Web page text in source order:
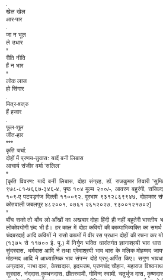
खेल खेल
आर-पार
जा न भूल
ले उधार
*
रीति नीति
हैं न भार
*
लोक लाज
हो सिंगार
मित्र-शत्रु
हैं हजार
फूल-शूल
जीत-हार
***
कृति चर्चा:
दोहों में प्रणय-सुवास: यादें बनी लिबास
आचार्य संजीव वर्मा 'सलिल'
*
[कृति विवरण: यादें बनीं लिबास, दोहा संग्रह, डॉ. राजकुमार तिवारी
९७८-८१-७६६७-३४६-४, पृष्ठ १०४ मूल्य २००/-, आवरण बहुरंगी,
१०९-ए पटपड़गंज दिल्ली ११००९२, दूरभाष ९३१२८६९९४७, दोहाकार
कोतवाली जबलपुर ४८२००१, ०७६१ २६५२०२७, ९३००१२१७०२]
*
बाँच सको तो बाँच लो आँखों का अखबार दोहा हिंदी ही नहीं बहुतेरी भारतीय
लोकोपयोगी छंद भी है। हर काल में दोहा कवियों की काव्याभिव्यक्ति का
चंदबरदाई आदि कवियों ने रासो काव्यों में वीर रस प्रधान दोहों की रचना कर
(१३७५ से ११७०० ई. पू.) में निर्गुण भक्ति धारांतर्गत ज्ञानाश्रयी भाव
सुंदरदास, धर्मदास आदि ने तथा प्रेमाश्रयी भाव धारा के मलिक मोहम्मद
मोहम्मद आदि ने आध्यात्मिक भाव संपन्न दोहे प्रभु-अर्पित किए। सगुण
अग्रदास, नाभा दास, केशवदास, हृदयराम, प्राणचंद चौहान, महाराज
सूरदास, नंददास,कुम्भनदास, छीतस्वामी, गोविन्द स्वामी, चतुर्भुज दास,